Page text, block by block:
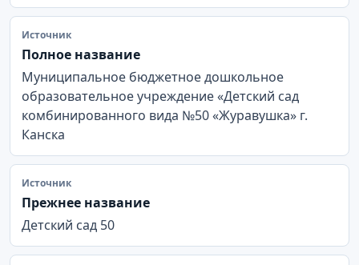
Источник
Полное название
Муниципальное бюджетное дошкольное
образовательное учреждение «Детский сад
комбинированного вида №50 «Журавушка» г.
Канска
Источник
Прежнее название
Детский сад 50